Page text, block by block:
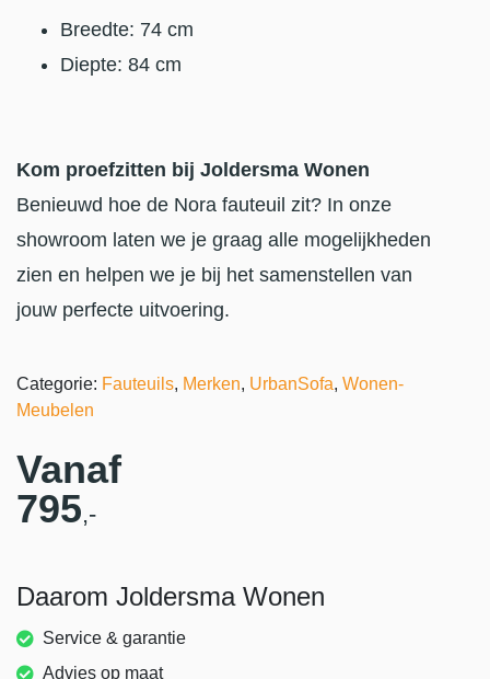
Breedte: 74 cm
Diepte: 84 cm
Kom proefzitten bij Joldersma Wonen
Benieuwd hoe de Nora fauteuil zit? In onze
showroom laten we je graag alle mogelijkheden
zien en helpen we je bij het samenstellen van
jouw perfecte uitvoering.
Categorie: Fauteuils, Merken, UrbanSofa, Wonen-
Meubelen
Vanaf
795,-
Daarom Joldersma Wonen
Service & garantie
Advies op maat